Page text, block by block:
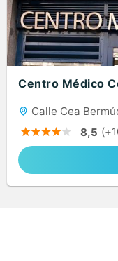
Centro Médico
Calle Cea
8,5